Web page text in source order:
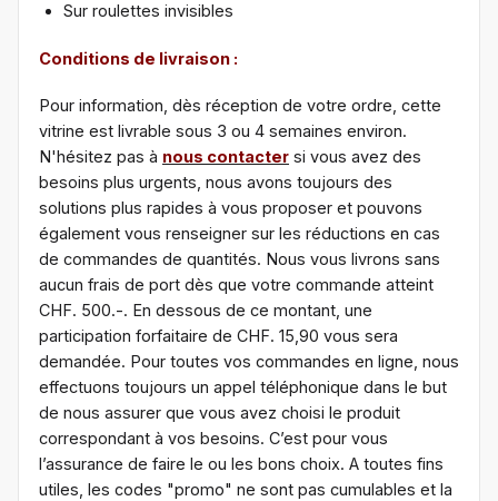
Sur roulettes invisibles
Conditions de livraison :
Pour information, dès réception de votre ordre, cette
vitrine est livrable sous 3 ou 4 semaines environ.
N'hésitez pas à nous contacter si vous avez des
besoins plus urgents, nous avons toujours des
solutions plus rapides à vous proposer et pouvons
également vous renseigner sur les réductions en cas
de commandes de quantités. Nous vous livrons sans
aucun frais de port dès que votre commande atteint
CHF. 500.-. En dessous de ce montant, une
participation forfaitaire de CHF. 15,90 vous sera
demandée. Pour toutes vos commandes en ligne, nous
effectuons toujours un appel téléphonique dans le but
de nous assurer que vous avez choisi le produit
correspondant à vos besoins. C’est pour vous
l’assurance de faire le ou les bons choix. A toutes fins
utiles, les codes "promo" ne sont pas cumulables et la